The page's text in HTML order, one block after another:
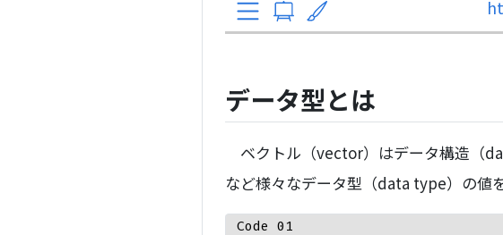
データ型とは
ベクトル（vector）はデータ構造（
など様々なデータ型（data type）の値
Code 01